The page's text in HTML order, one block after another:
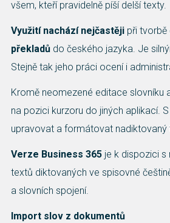
všem, kteří pravidelně píší delší texty.
Využití nachází nejčastěji při
překladů do českého jazyka. Je
Stejně tak jeho práci ocení i
Kromě neomezené editace slovníku
na pozici kurzoru do jiných aplikací.
upravovat a formátovat nadiktovaný
Verze Business 365 je k dispozici
textů diktovaných ve spisovné
a slovních spojení.
Import slov z dokumentů